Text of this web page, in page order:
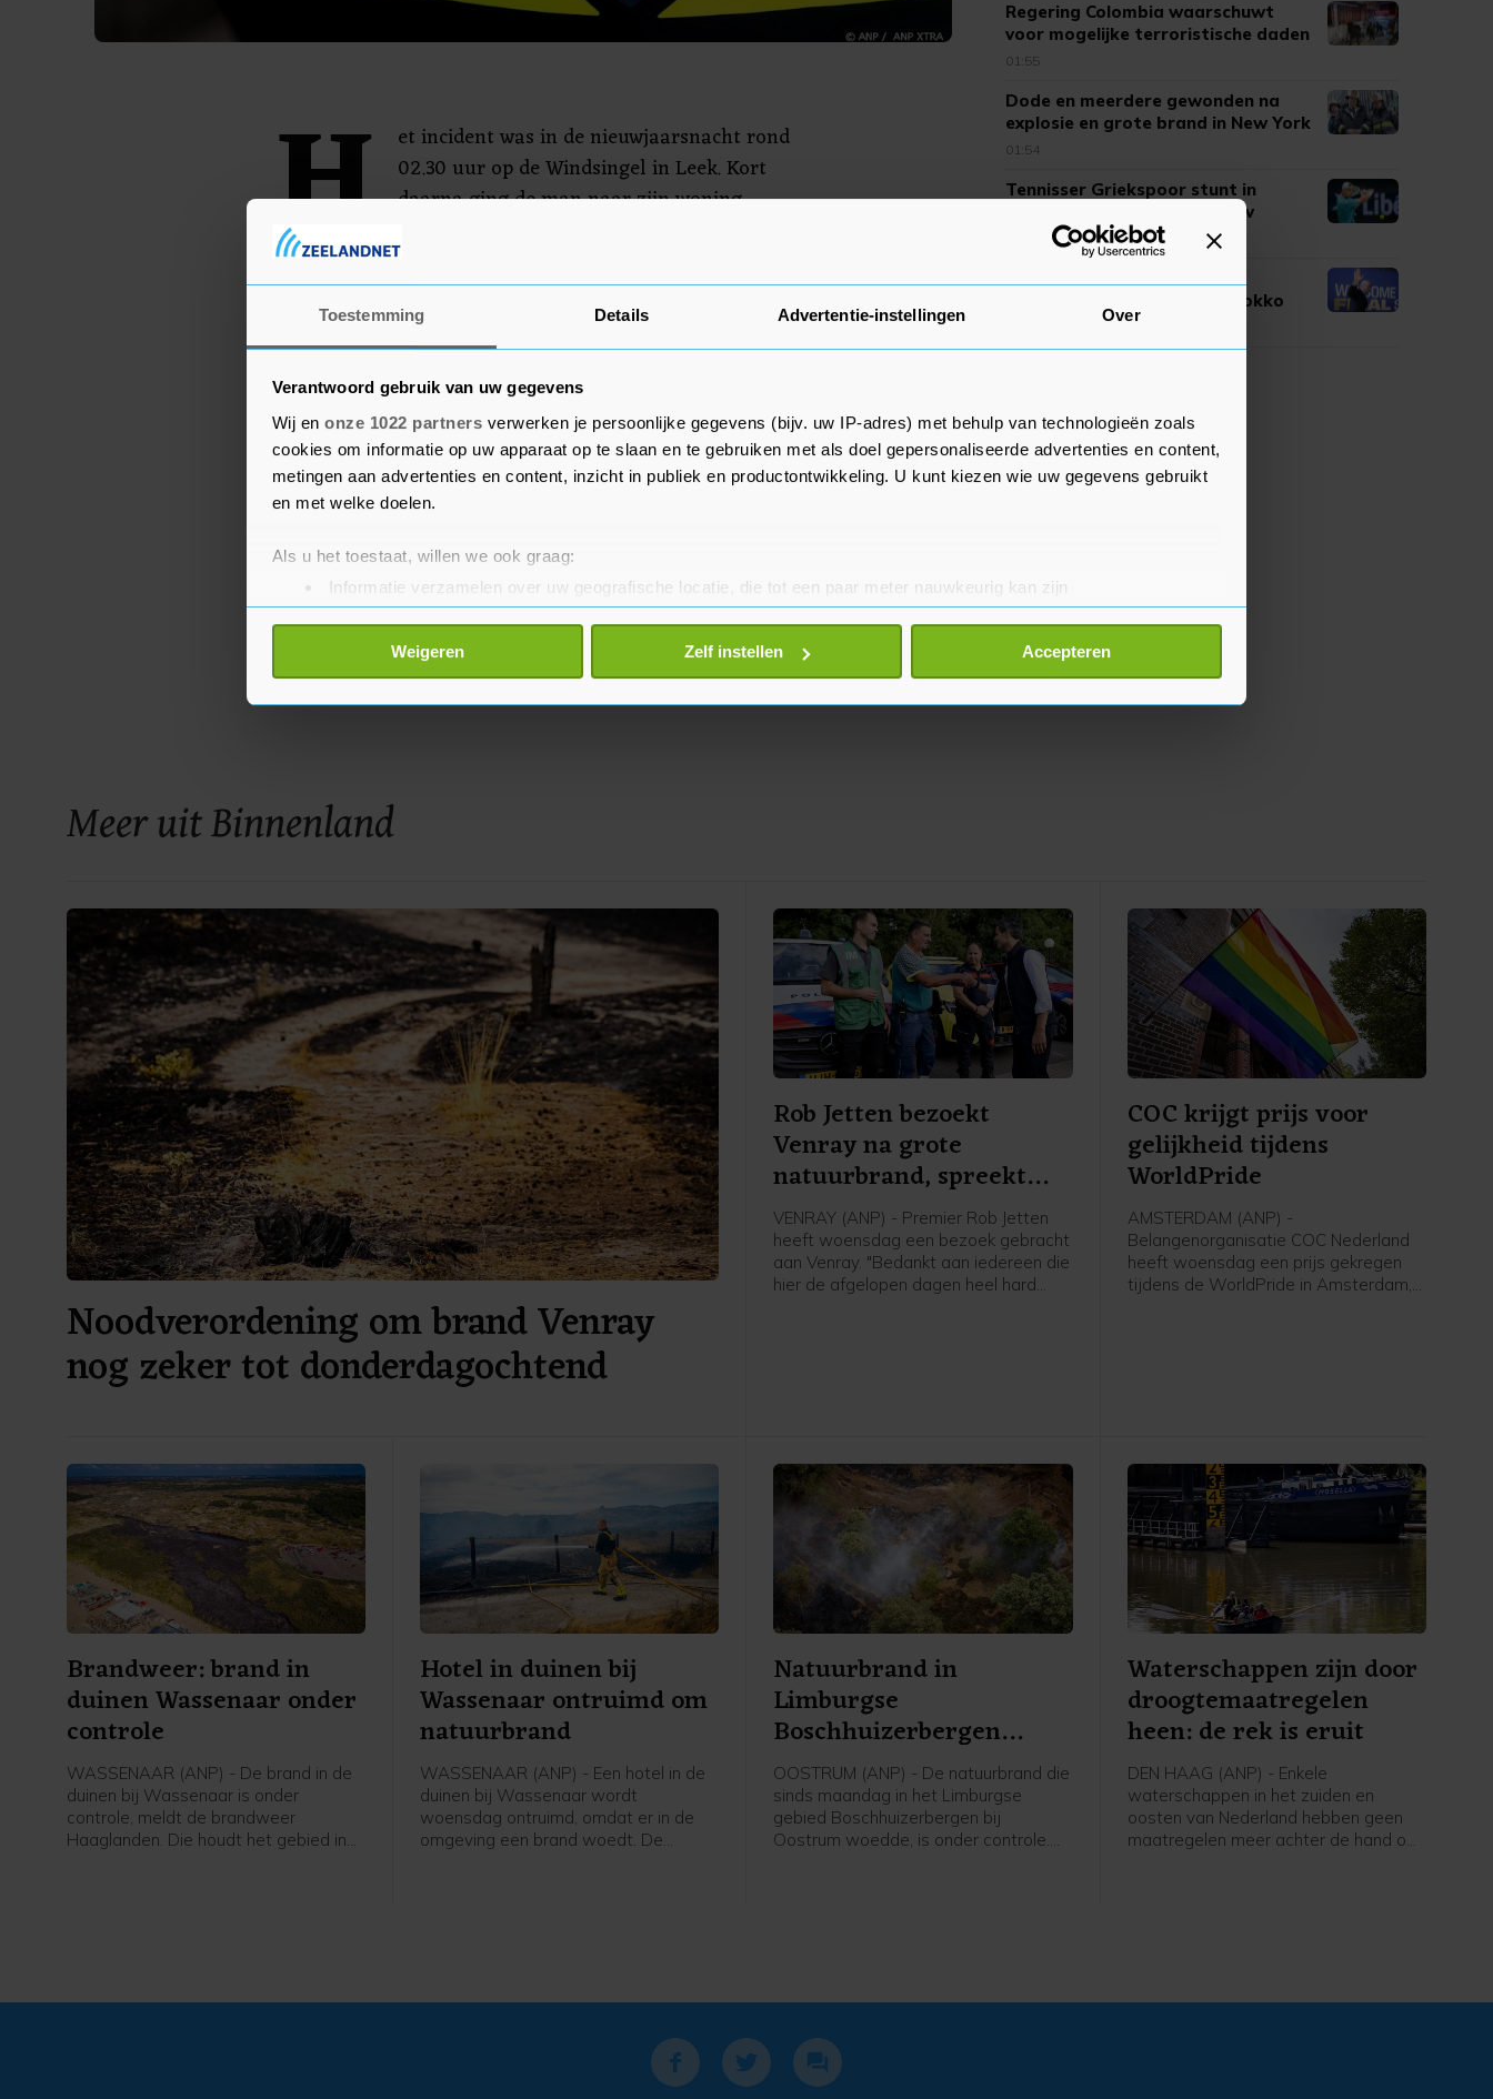
Toestemming Details Advertentie-instellingen Over
Verantwoord gebruik van uw gegevens
Wij en onze 1022 partners verwerken je persoonlijke gegevens (bijv. uw IP-adres) met behulp van technologieën zoals
cookies om informatie op uw apparaat op te slaan en te gebruiken met als doel gepersonaliseerde advertenties en content,
metingen aan advertenties en content, inzicht in publiek en productontwikkeling. U kunt kiezen wie uw gegevens gebruikt
en met welke doelen.
Als u het toestaat, willen we ook graag:
Informatie verzamelen over uw geografische locatie, die tot een paar meter nauwkeurig kan zijn
Uw apparaat identificeren door het actief te scannen op specifieke eigenschappen (fingerprinting)
Lees meer over hoe uw persoonlijke gegevens worden verwerkt en stel uw voorkeuren in het
detailgedeelte
toestemming op elk moment wijzigen of intrekken in de Cookieverklaring.
Weigeren Zelf instellen Accepteren
H
et incident was in de nieuwjaarsnacht rond
02.30 uur op de Windsingel in Leek. Kort
daarna ging de man naar zijn woning,
overleden.
Meer uit Binnenland
Noodverordening om brand Venray
nog zeker tot donderdagochtend
Rob Jetten bezoekt
Venray na grote
natuurbrand, spreekt
dank uit
VENRAY (ANP) - Premier Rob Jetten
heeft woensdag een bezoek gebracht
aan Venray. "Bedankt aan iedereen die
hier de afgelopen dagen heel hard
COC krijgt prijs voor
gelijkheid tijdens
WorldPride
AMSTERDAM (ANP) -
Belangenorganisatie COC Nederland
heeft woensdag een prijs gekregen
tijdens de WorldPride in Amsterdam,
Brandweer: brand in
duinen Wassenaar onder
controle
WASSENAAR (ANP) - De brand in de
duinen bij Wassenaar is onder
controle, meldt de brandweer
Haaglanden. Die houdt het gebied in
Hotel in duinen bij
Wassenaar ontruimd om
natuurbrand
WASSENAAR (ANP) - Een hotel in de
duinen bij Wassenaar wordt
woensdag ontruimd, omdat er in de
omgeving een brand woedt. De
Natuurbrand in
Limburgse
Boschhuizerbergen
onder controle
OOSTRUM (ANP) - De natuurbrand die
sinds maandag in het Limburgse
gebied Boschhuizerbergen bij
Oostrum woedde, is onder controle.
Waterschappen zijn door
droogtemaatregelen
heen: de rek is eruit
DEN HAAG (ANP) - Enkele
waterschappen in het zuiden en
oosten van Nederland hebben geen
maatregelen meer achter de hand om
Regering Colombia waarschuwt
voor mogelijke terroristische daden
01:55
Dode en meerdere gewonden na
explosie en grote brand in New York
01:54
Tennisser Griekspoor stunt in
Montreal met zege op Zverev
voorzitter na overleg in Marokko